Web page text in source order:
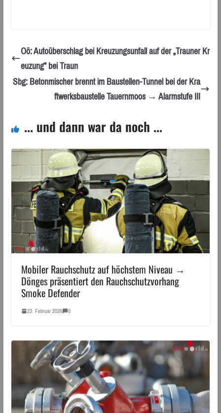
Oö: Autoüberschlag bei Kreuzungsunfall auf der „Trauner Kr
euzung“ bei Traun
Sbg: Betonmischer brennt im Baustellen-Tunnel bei der Kra
ftwerksbaustelle Tauernmoos → Alarmstufe III
... und dann war da noch ...
Mobiler Rauchschutz auf höchstem Niveau →
Dönges präsentiert den Rauchschutzvorhang
Smoke Defender
23. Februar 2026 0